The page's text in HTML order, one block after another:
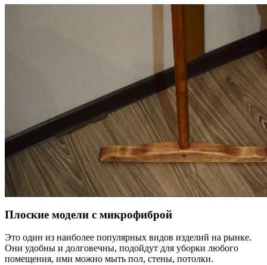
Плоские модели с микрофиброй
Это один из наиболее популярных видов изделий на рынке.
Они удобны и долговечны, подойдут для уборки любого
помещения, ими можно мыть пол, стены, потолки.